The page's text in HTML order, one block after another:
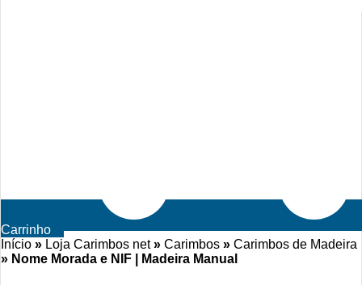
Carrinho
Início » Loja Carimbos net» Carimbos » Carimbos de Madeira
» Nome Morada e NIF | Madeira Manual